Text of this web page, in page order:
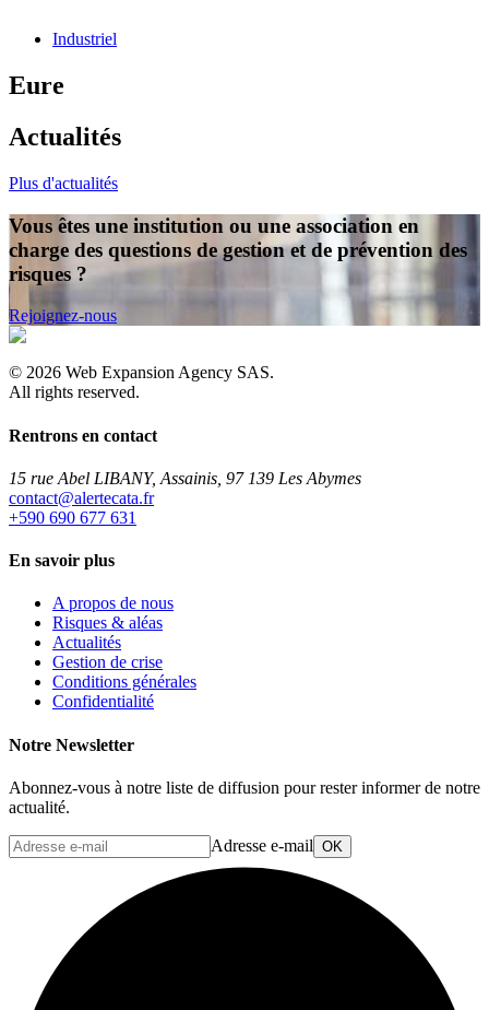
Industriel
Eure
Actualités
Plus d'actualités
Vous êtes une institution ou une association en
charge des questions de gestion et de prévention des
risques ?
Rejoignez-nous
© 2026 Web Expansion Agency SAS.
All rights reserved.
Rentrons en contact
15 rue Abel LIBANY, Assainis, 97 139 Les Abymes
rf.atacetrela@tcatnoc
+590 690 677 631
En savoir plus
A propos de nous
Risques & aléas
Actualités
Gestion de crise
Conditions générales
Confidentialité
Notre Newsletter
Abonnez-vous à notre liste de diffusion pour rester informer de notre
actualité.
Adresse e-mail